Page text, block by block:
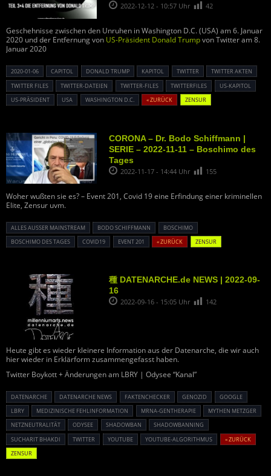
2022-12-12 - 10:57 Uhr 42
Geschehnisse zwischen den Unruhen in Washington D.C. (USA) am 6. Januar
2020 und der Entfernung von US-Präsident Donald Trumpvon Twitter am 8.
Januar 2020
2020-01-06 CAPITOL DONALD TRUMP KAPITOL TWITTER
TWITTER AKTEN
TWITTER FILES
TWITTER-DATEIEN TWITTER-FILES TWITTERFILES
US-KAPITOL
US-PRÄSIDENT
USA WASHINGTON D.C. « ZURÜCK ZENSUR
CORONA – Dr. Bodo Schiffmann |
SERIE – 2022-11-11 – Boschimo des
Tages
2022-11-17 - 14:44 Uhr 155
Woher wußten sie es? – Event 201, Covid 19 eine Erfindung einer kriminellen
Elite, Zensur uvm.
ALLES AUSSER MAINSTREAM BODO SCHIFFMANN
BOSCHIMO
BOSCHIMO DES TAGES
COVID19 EVENT 201 « ZURÜCK ZENSUR
種 DATENARCHE.de NEWS | 2022-09-
16
2022-09-16 - 15:05 Uhr 142
Heute gibt es wieder kleinere Information aus der Datenarche, die wir auch
hier wieder in Erklärform zusammengefasst haben.
Twitter Boykott + Änderungen am LBRY | Odysee “Kanal”
DATENARCHE DATENARCHE NEWS FAKTENCHECKER GENOZID
GOOGLE
LBRY
MEDIZINISCHE FEHLINFORMATION MRNA-GENTHERAPIE
MYTHEN METZGER
NETZNEUTRALITÄT
ODYSEE SHADOWBAN
SHADOWBANNING
SUCHARIT BHAKDI
TWITTER YOUTUBE YOUTUBE-ALGORITHMUS
« ZURÜCK
ZENSUR